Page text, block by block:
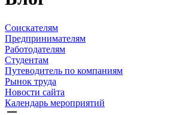
Соискателям
Предпринимателям
Работодателям
Студентам
Путеводитель по компаниям
Рынок труда
Новости сайта
Календарь мероприятий